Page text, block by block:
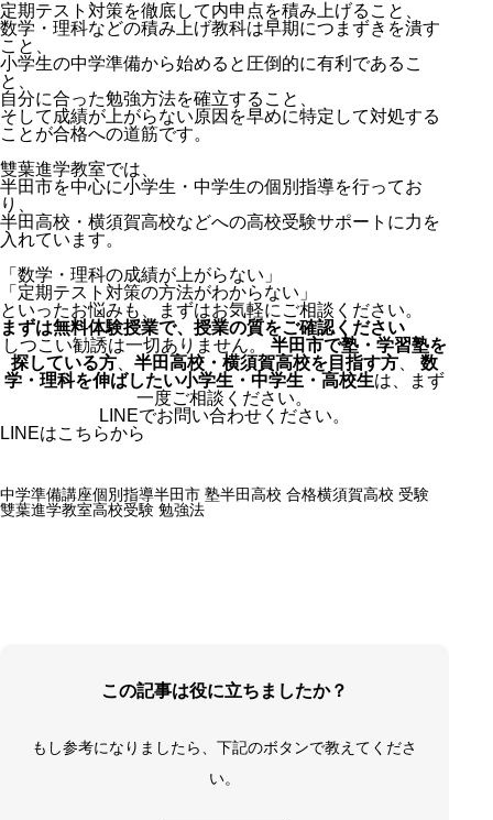
定期テスト対策を徹底して内申点を積み上げること、
数学・理科などの積み上げ教科は早期につまずきを潰す
こと、
小学生の中学準備から始めると圧倒的に有利であるこ
と、
自分に合った勉強方法を確立すること、
そして成績が上がらない原因を早めに特定して対処する
ことが合格への道筋です。
雙葉進学教室では、
半田市を中心に小学生・中学生の個別指導を行ってお
り、
半田高校・横須賀高校などへの高校受験サポートに力を
入れています。
「数学・理科の成績が上がらない」
「定期テスト対策の方法がわからない」
といったお悩みも、まずはお気軽にご相談ください。
まずは無料体験授業で、授業の質をご確認ください
しつこい勧誘は一切ありません。 半田市で塾・学習塾を
探している方
半田高校・横須賀高校を目指す方
数
学・理科を伸ばしたい小学生・中学生・高校生は、まず
一度ご相談ください。
LINEでお問い合わせください。
LINEはこちらから
中学準備講座個別指導半田市 塾半田高校 合格横須賀高校 受験
雙葉進学教室高校受験 勉強法
この記事は役に立ちましたか？
もし参考になりましたら、下記のボタンで教えてくださ
い。